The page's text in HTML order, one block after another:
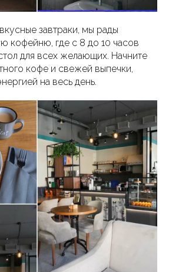
завтраки, мы рады
кофейню, где с 8 до 10 часов
для всех желающих. Начните
кофе и свежей выпечки,
на весь день.